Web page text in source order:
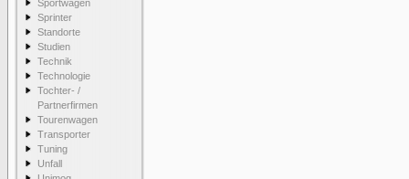
Sportwagen
Sprinter
Standorte
Studien
Technik
Technologie
Tochter- /
Partnerfirmen
Tourenwagen
Transporter
Tuning
Unfall